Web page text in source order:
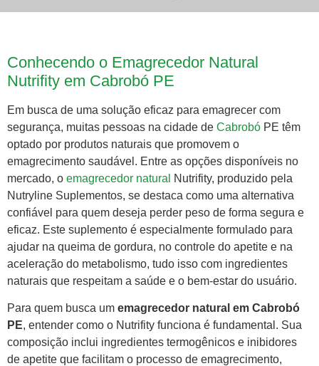
Conhecendo o Emagrecedor Natural
Nutrifity em Cabrobó PE
Em busca de uma solução eficaz para emagrecer com
segurança, muitas pessoas na cidade de Cabrobó PE têm
optado por produtos naturais que promovem o
emagrecimento saudável. Entre as opções disponíveis no
mercado, o emagrecedor natural
Nutrifity, produzido pela
Nutryline Suplementos, se destaca como uma alternativa
confiável para quem deseja perder peso de forma segura e
eficaz. Este suplemento é especialmente formulado para
ajudar na queima de gordura, no controle do apetite e na
aceleração do metabolismo, tudo isso com ingredientes
naturais que respeitam a saúde e o bem-estar do usuário.
Para quem busca um emagrecedor natural em Cabrobó
PE, entender como o Nutrifity funciona é fundamental. Sua
composição inclui ingredientes termogênicos e inibidores
de apetite que facilitam o processo de emagrecimento,